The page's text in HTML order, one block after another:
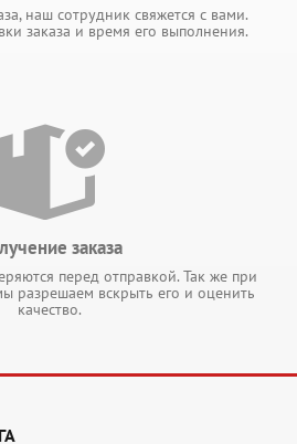
наш сотрудник свяжется с вами.
заказа и время его выполнения.
заказа
перед отправкой. Так же при
разрешаем вскрыть его и оценить
качество.